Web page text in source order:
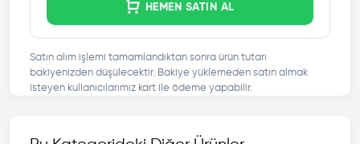
HEMEN SATIN AL
Satın alım işlemi tamamlandıktan sonra ürün tutarı
bakiyenizden düşülecektir. Bakiye yüklemeden satın almak
isteyen kullanıcılarımız kart ile ödeme yapabilir.